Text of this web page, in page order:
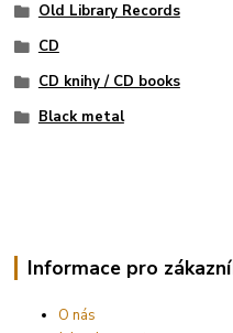
Old Library Records
CD
CD knihy / CD books
Black metal
Informace pro
O nás